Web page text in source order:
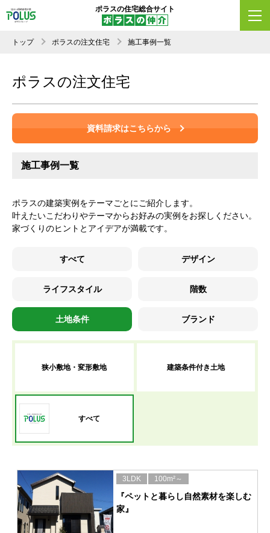
ポラスの住宅総合サイト
トップ ポラスの注文住宅 施工事例一覧
ポラスの注文住宅
資料請求はこちらから
施工事例一覧
ポラスの建築実例をテーマごとにご紹介します。
叶えたいこだわりやテーマからお好みの実例をお探しください。
家づくりのヒントとアイデアが満載です。
すべて デザイン
ライフスタイル 階数
土地条件 ブランド
狭小敷地・変形敷地 建築条件付き土地
すべて
3LDK 100m²～
『ペットと暮らし自然素材を楽しむ
家』